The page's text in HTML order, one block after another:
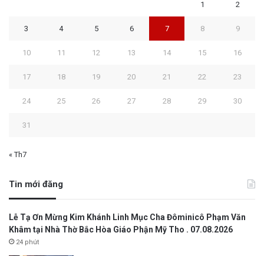
1 2
3 4 5 6 7 8 9
10 11 12 13 14 15 16
17 18 19 20 21 22 23
24 25 26 27 28 29 30
31
« Th7
Tin mới đăng
Lễ Tạ Ơn Mừng Kim Khánh Linh Mục Cha Đôminicô Phạm Văn
Khâm tại Nhà Thờ Bắc Hòa Giáo Phận Mỹ Tho . 07.08.2026
24 phút